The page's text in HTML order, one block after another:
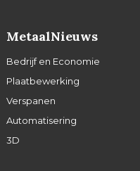
MetaalNieuws
Bedrijf en Economie
Plaatbewerking
Verspanen
Automatisering
3D